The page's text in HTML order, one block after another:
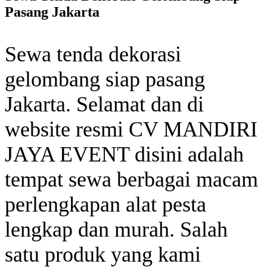
Pasang Jakarta
Sewa tenda dekorasi
gelombang siap pasang
Jakarta. Selamat dan di
website resmi CV MANDIRI
JAYA EVENT disini adalah
tempat sewa berbagai macam
perlengkapan alat pesta
lengkap dan murah. Salah
satu produk yang kami